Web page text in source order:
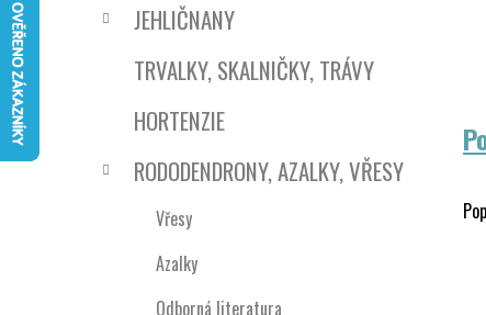
JEHLIČNANY
TRVALKY, SKALNIČKY, TRÁVY
HORTENZIE
RODODENDRONY, AZALKY, VŘESY
Vřesy
Azalky
Odborná literatura